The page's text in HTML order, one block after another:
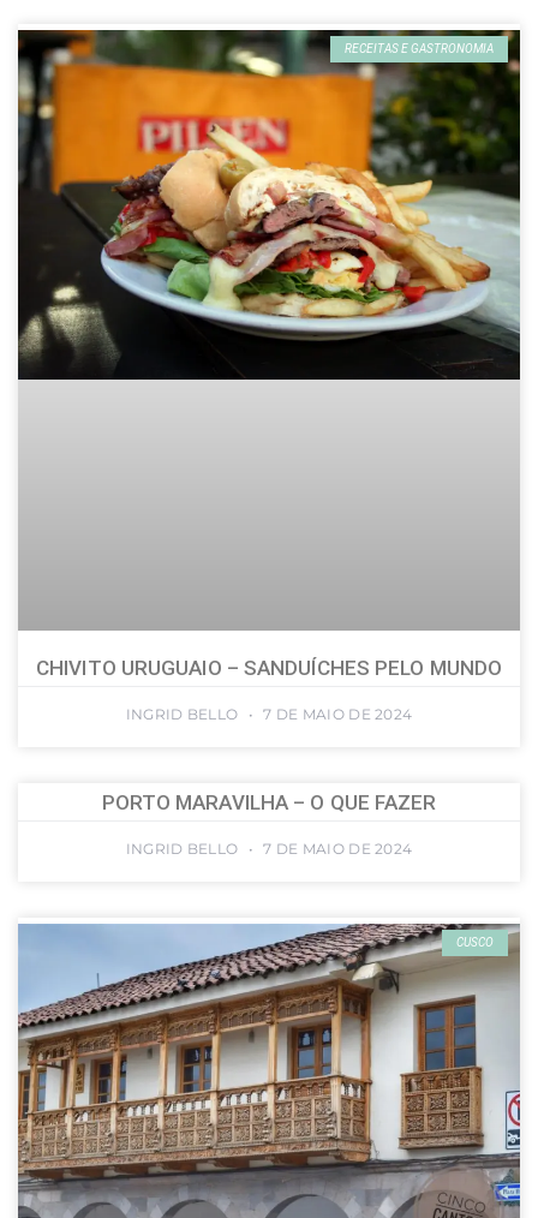
RECEITAS E GASTRONOMIA
CHIVITO URUGUAIO – SANDUÍCHES PELO MUNDO
INGRID BELLO 7 DE MAIO DE 2024
PORTO MARAVILHA – O QUE FAZER
INGRID BELLO 7 DE MAIO DE 2024
CUSCO